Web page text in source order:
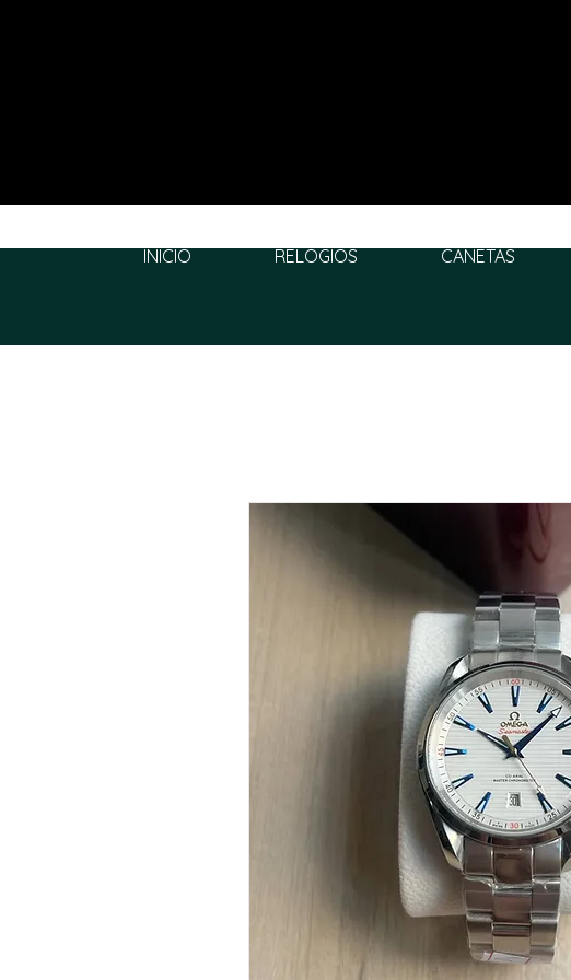
INÍCIO RELÓGIOS CANETAS